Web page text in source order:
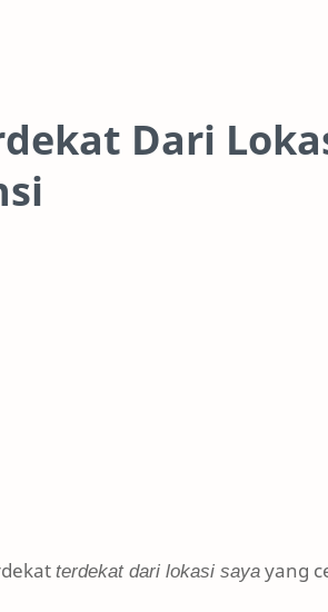
Dari
terdekat dari lokasi sayayang